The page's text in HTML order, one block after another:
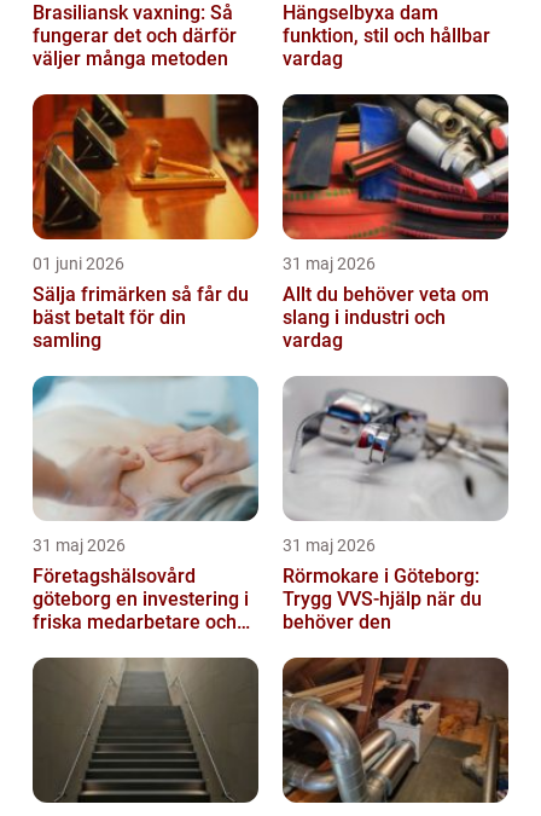
Brasiliansk vaxning: Så
fungerar det och därför
väljer många metoden
Hängselbyxa dam
funktion, stil och hållbar
vardag
01 juni 2026
Sälja frimärken så får du
bäst betalt för din
samling
31 maj 2026
Allt du behöver veta om
slang i industri och
vardag
31 maj 2026
Företagshälsovård
göteborg en investering i
friska medarbetare och
31 maj 2026
Rörmokare i Göteborg:
Trygg VVS-hjälp när du
behöver den